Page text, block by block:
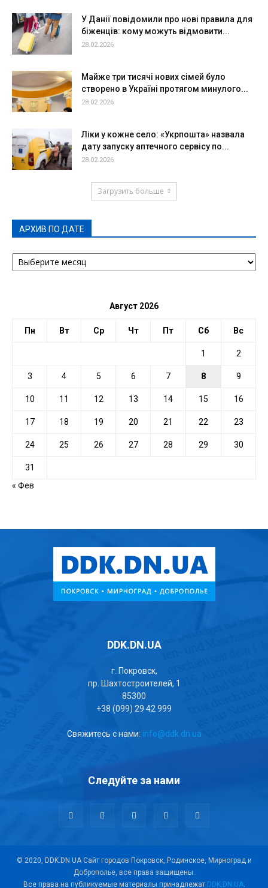
У Данії повідомили про нові правила для
біженців: кому можуть відмовити...
28.02.2026
Майже три тисячі нових сімей було
створено в Україні протягом минулого...
28.02.2026
Ліки у кожне село: «Укрпошта» назвала
дату запуску аптечного сервісу по...
28.02.2026
Загрузить больше
АРХИВ ПО ДАТЕ
АРХИВ
ПО
Август 2026
Пн Вт Ср Чт Пт Сб Вс
1 2
3 4 5 6 7 8 9
10 11 12 13 14 15 16
17 18 19 20 21 22 23
24 25 26 27 28 29 30
31
« Фев
DDK.DN.UA
г. Покровск,
пр. Шахтостроителей, 1
85300
+38 (099) 29 42 999
Свяжитесь с нами: info@ddk.dn.ua
Следуйте за нами
© 2020, DDK.DN.UA Сайт городов Покровск, Родинское, Мирноград и
Доброполье, все права защищены.
Все права на публикуемые материалы принадлежат DDK.DN.UA.